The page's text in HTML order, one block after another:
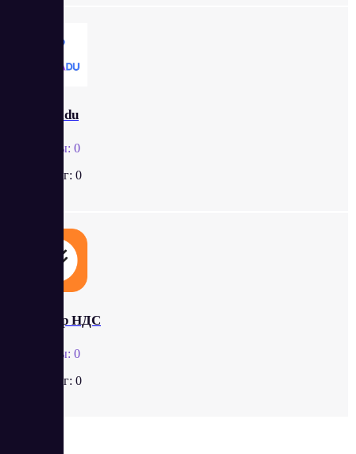
Pampadu
Отзывы: 0
Рейтинг: 0
Контур НДС
Отзывы: 0
Рейтинг: 0